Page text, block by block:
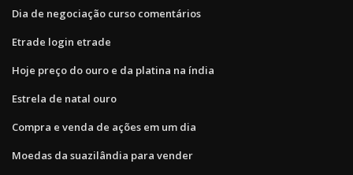
Dia de negociação curso comentários
Etrade login etrade
Hoje preço do ouro e da platina na índia
Estrela de natal ouro
Compra e venda de ações em um dia
Moedas da suazilândia para vender